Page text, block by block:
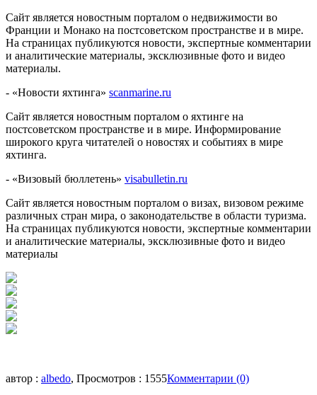
Сайт является новостным порталом о недвижимости во
Франции и Монако на постсоветском пространстве и в мире.
На страницах публикуются новости, экспертные комментарии
и аналитические материалы, эксклюзивные фото и видео
материалы.
- «Новости яхтинга» scanmarine.ru
Сайт является новостным порталом о яхтинге на
постсоветском пространстве и в мире. Информирование
широкого круга читателей о новостях и событиях в мире
яхтинга.
- «Визовый бюллетень» visabulletin.ru
Сайт является новостным порталом о визах, визовом режиме
различных стран мира, о законодательстве в области туризма.
На страницах публикуются новости, экспертные комментарии
и аналитические материалы, эксклюзивные фото и видео
материалы
автор : albedo, Просмотров : 1555Комментарии (0)